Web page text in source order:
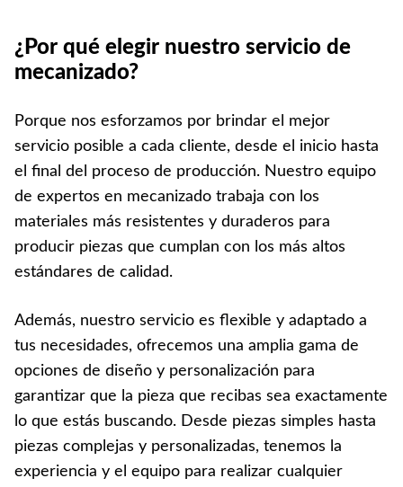
¿Por qué elegir nuestro servicio de
mecanizado?
Porque nos esforzamos por brindar el mejor
servicio posible a cada cliente, desde el inicio hasta
el final del proceso de producción. Nuestro equipo
de expertos en mecanizado trabaja con los
materiales más resistentes y duraderos para
producir piezas que cumplan con los más altos
estándares de calidad.
Además, nuestro servicio es flexible y adaptado a
tus necesidades, ofrecemos una amplia gama de
opciones de diseño y personalización para
garantizar que la pieza que recibas sea exactamente
lo que estás buscando. Desde piezas simples hasta
piezas complejas y personalizadas, tenemos la
experiencia y el equipo para realizar cualquier